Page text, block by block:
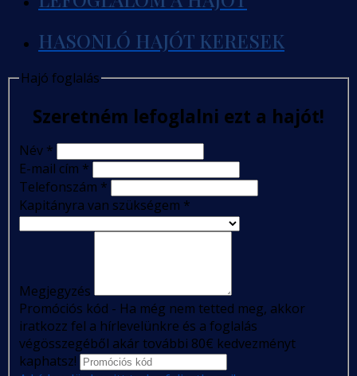
HASONLÓ HAJÓT KERESEK
Hajó foglalás
Szeretném lefoglalni ezt a hajót!
Név *
E-mail cím *
Telefonszám *
Kapitányra van szükségem *
Megjegyzés
Promóciós kód - Ha még nem tetted meg, akkor
iratkozz fel a hírlevelünkre és a foglalás
végösszegéből akár további 80€ kedvezményt
kaphatsz!